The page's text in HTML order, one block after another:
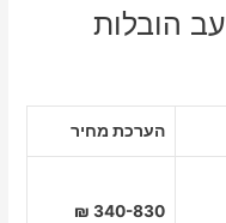
הובלות
הערכת מחיר
340-830 ₪